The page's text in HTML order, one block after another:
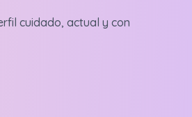
cuidado, actual y con